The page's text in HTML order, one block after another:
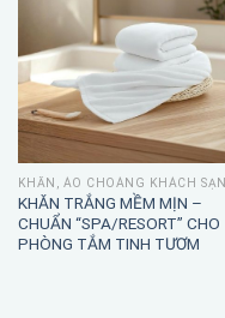
KHĂN, ÁO CHOÀNG KHÁCH SẠN
KHĂN TRẮNG MỀM MỊN –
CHUẨN “SPA/RESORT” CHO
PHÒNG TẮM TINH TƯƠM